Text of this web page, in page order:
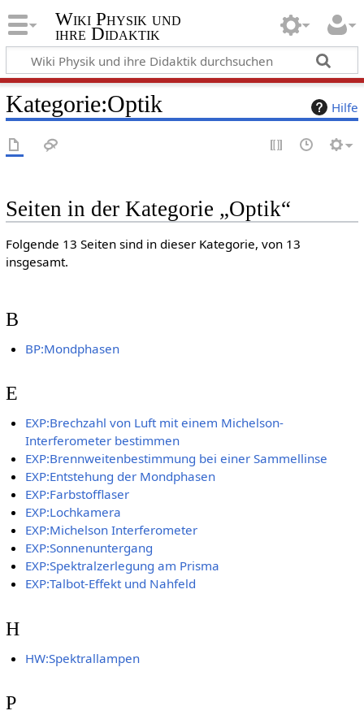
Wiki Physik und
ihre Didaktik
Hilfe
Kategorie:Optik
Seiten in der Kategorie „Optik“
Folgende 13 Seiten sind in dieser Kategorie, von 13
insgesamt.
B
BP:Mondphasen
E
EXP:Brechzahl von Luft mit einem Michelson-
Interferometer bestimmen
EXP:Brennweitenbestimmung bei einer Sammellinse
EXP:Entstehung der Mondphasen
EXP:Farbstofflaser
EXP:Lochkamera
EXP:Michelson Interferometer
EXP:Sonnenuntergang
EXP:Spektralzerlegung am Prisma
EXP:Talbot-Effekt und Nahfeld
H
HW:Spektrallampen
P